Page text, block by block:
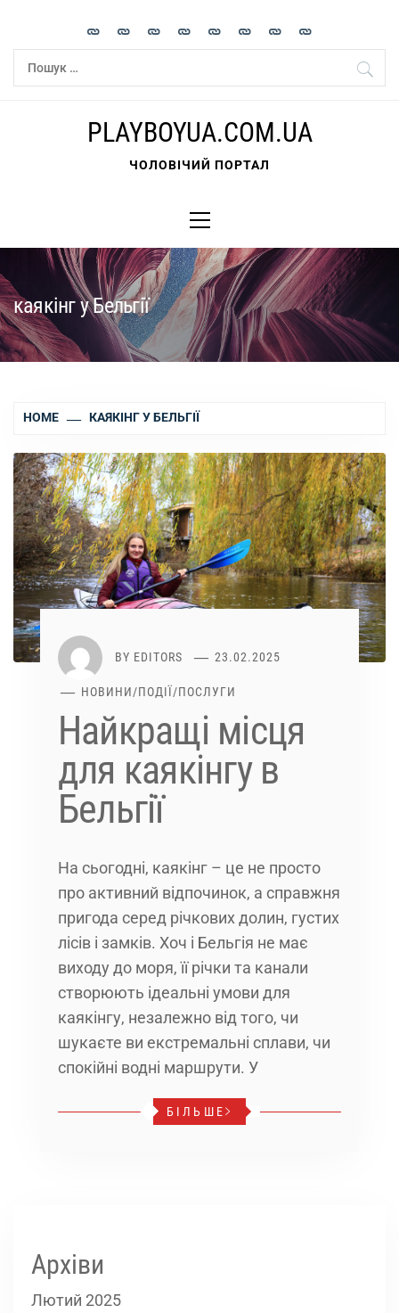
content
Пошук:
PLAYBOYUA.COM.UA
ЧОЛОВІЧИЙ ПОРТАЛ
Menu
каякінг у Бельгії
HOME КАЯКІНГ У БЕЛЬГІЇ
BY EDITORS 23.02.2025
НОВИНИ/ПОДІЇ/ПОСЛУГИ
Найкращі місця
для каякінгу в
Бельгії
На сьогодні, каякінг – це не просто
про активний відпочинок, а справжня
пригода серед річкових долин, густих
лісів і замків. Хоч і Бельгія не має
виходу до моря, її річки та канали
створюють ідеальні умови для
каякінгу, незалежно від того, чи
шукаєте ви екстремальні сплави, чи
спокійні водні маршрути. У
БІЛЬШЕ
Архіви
Лютий 2025